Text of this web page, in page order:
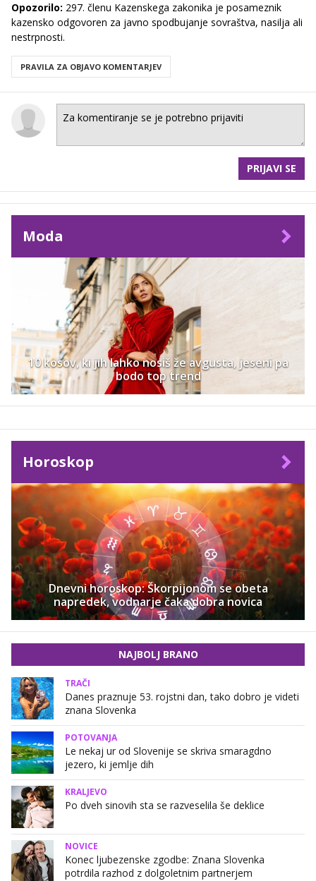
Opozorilo: 297. členu Kazenskega zakonika je posameznik
kazensko odgovoren za javno spodbujanje sovraštva, nasilja ali
nestrpnosti.
PRAVILA ZA OBJAVO KOMENTARJEV
PRIJAVI SE
Moda
10 kosov, ki jih lahko nosiš že avgusta, jeseni pa
bodo top trend
Horoskop
Dnevni horoskop: Škorpijonom se obeta
napredek, vodnarje čaka dobra novica
NAJBOLJ BRANO
TRAČI
Danes praznuje 53. rojstni dan, tako dobro je videti
znana Slovenka
POTOVANJA
Le nekaj ur od Slovenije se skriva smaragdno
jezero, ki jemlje dih
KRALJEVO
Po dveh sinovih sta se razveselila še deklice
NOVICE
Konec ljubezenske zgodbe: Znana Slovenka
potrdila razhod z dolgoletnim partnerjem